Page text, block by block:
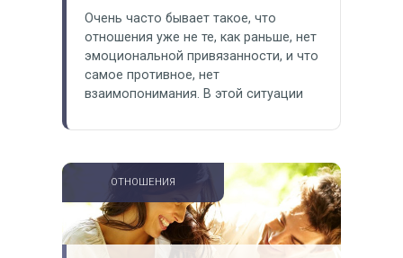
Очень часто бывает такое, что
отношения уже не те, как раньше, нет
эмоциональной привязанности, и что
самое противное, нет
взаимопонимания. В этой ситуации
отношения дальше, надеясь, что
Но есть «точки невозврата», после
которые лучше закончить отношения.
Нужно обязательно чувствовать те
точки невозврата, когда вы
понимаете, что…
ОТНОШЕНИЯ